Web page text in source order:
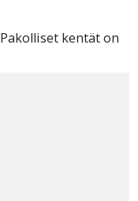
Pakolliset kentät on